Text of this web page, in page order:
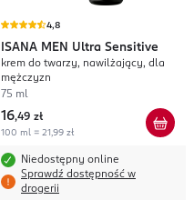
4,8
ISANA MEN Ultra Sensitive
krem do twarzy, nawilżający, dla
mężczyzn
75 ml
16,49 zł
100 ml = 21,99 zł
Niedostępny online
Sprawdź dostępność w
drogerii